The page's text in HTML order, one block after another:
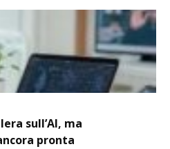
sull’AI, ma
pronta